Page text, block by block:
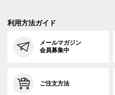
利用方法ガイド
メールマガジン
会員募集中
ご注文方法